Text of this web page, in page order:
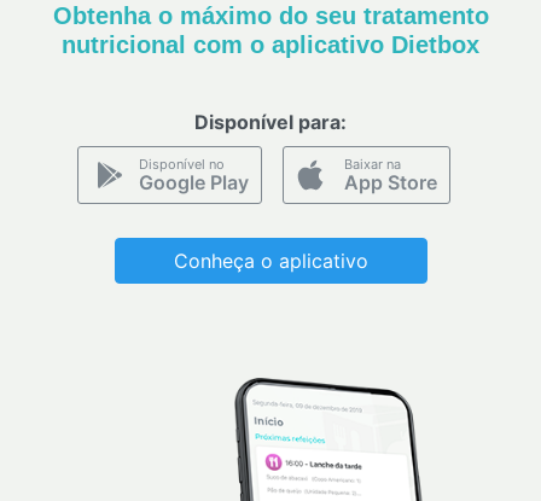
Obtenha o máximo do seu tratamento
nutricional com o aplicativo Dietbox
Disponível para:
Disponível no
Google Play
Baixar na
App Store
Conheça o aplicativo